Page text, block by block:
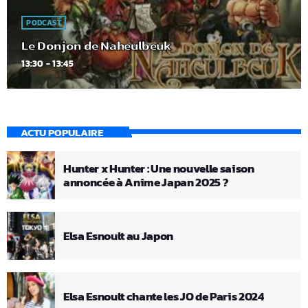
PODCAST
Le Donjon de Naheulbeuk
13:30 - 13:45
ACTU POPULAIRE
Hunter x Hunter : Une nouvelle saison
annoncée à Anime Japan 2025 ?
Elsa Esnoult au Japon
Elsa Esnoult chante les JO de Paris 2024